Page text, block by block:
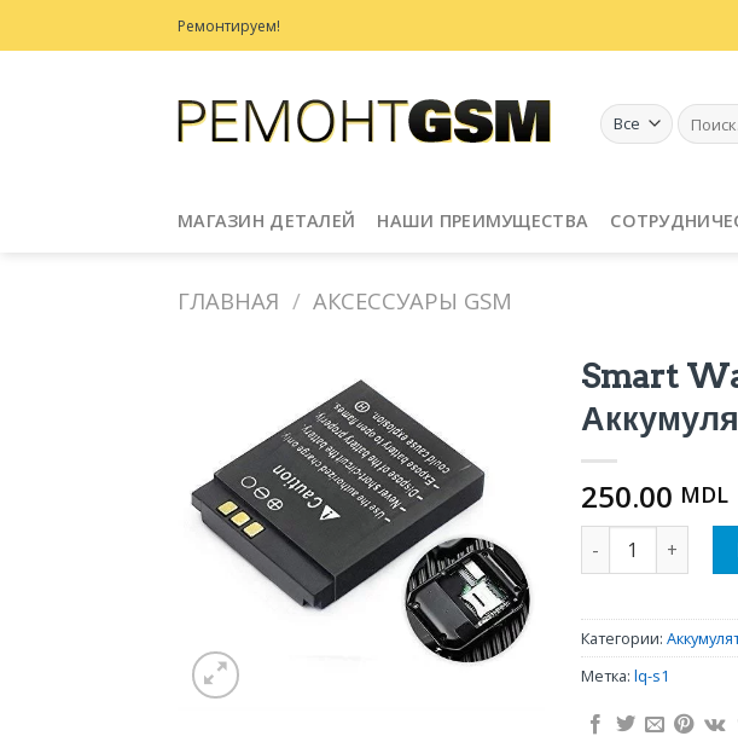
to
Ремонтируем!
Искать:
МАГАЗИН ДЕТАЛЕЙ НАШИ ПРЕИМУЩЕСТВА
ГЛАВНАЯ / АКСЕССУАРЫ GSM
Избранное
Smart
250.00 MDL
Количество
Категории:
Метка: lq-s1